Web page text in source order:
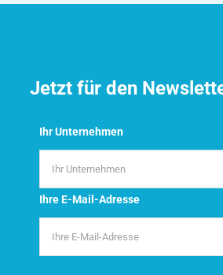
Jetzt für den
Ihr Unternehmen
Ihre E-Mail-Adresse